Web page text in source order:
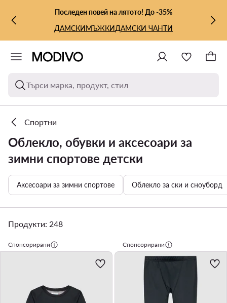
КЪМ ОСНОВНОТО СЪДЪРЖАНИЕ
КЪМ ТЪРСЕНЕПоследен повей на лятото! До -35%
ДАМСКИМЪЖКИДАМСКИ ЧАНТИ
Търси марка, продукт, стил
Спортни
Облекло, обувки и аксесоари за
зимни спортове детски
Аксесоари за зимни спортове Облекло за ски и сноуборд
Продукти: 248
Спонсорирани Спонсорирани